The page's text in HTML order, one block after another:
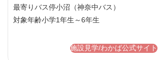
最寄りバス停小沼（神奈中バス）
対象年齢小学1年生～6年生
施設見学/わかば公式サイト